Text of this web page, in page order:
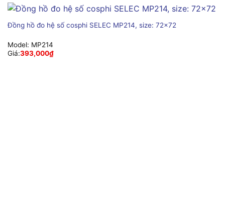
Đồng hồ đo hệ số cosphi SELEC MP214, size: 72×72
Model: MP214
Giá:393,000₫